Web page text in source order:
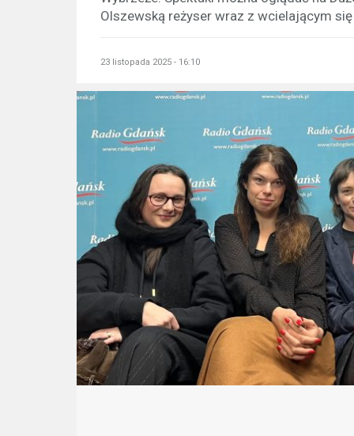
Olszewską reżyser wraz z wcielającym
23 listopada 2025 - 16:10